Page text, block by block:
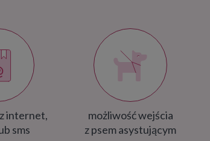
internet,
sms
możliwość wejścia
z psem asystującym